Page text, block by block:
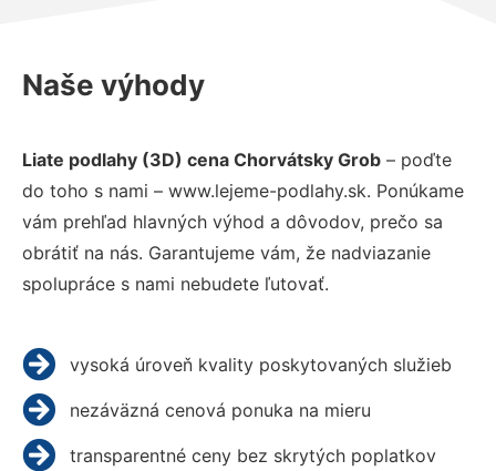
Naše výhody
Liate podlahy (3D) cena Chorvátsky Grob – poďte
do toho s nami – www.lejeme-podlahy.sk. Ponúkame
vám prehľad hlavných výhod a dôvodov, prečo sa
obrátiť na nás. Garantujeme vám, že nadviazanie
spolupráce s nami nebudete ľutovať.
vysoká úroveň kvality poskytovaných služieb
nezáväzná cenová ponuka na mieru
transparentné ceny bez skrytých poplatkov